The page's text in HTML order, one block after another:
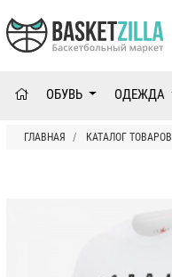
ОБУВЬ ОДЕЖДА
ГЛАВНАЯ КАТАЛОГ ТОВАРОВ